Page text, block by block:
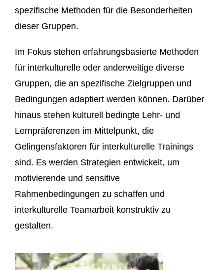
spezifische Methoden für die Besonderheiten
dieser Gruppen.
Im Fokus stehen erfahrungsbasierte Methoden
für interkulturelle oder anderweitige diverse
Gruppen, die an spezifische Zielgruppen und
Bedingungen adaptiert werden können. Darüber
hinaus stehen kulturell bedingte Lehr- und
Lernpräferenzen im Mittelpunkt, die
Gelingensfaktoren für interkulturelle Trainings
sind. Es werden Strategien entwickelt, um
motivierende und sensitive
Rahmenbedingungen zu schaffen und
interkulturelle Teamarbeit konstruktiv zu
gestalten.